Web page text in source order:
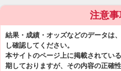
注意事
結果・成績・オッズなどのデータは
し確認してください。
本サイトのページ上に掲載されてい
期しておりますが、その内容の正確